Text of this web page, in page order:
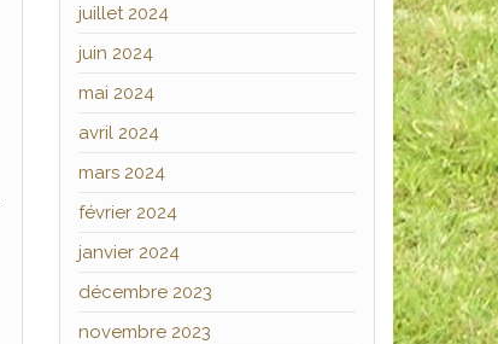
juillet 2024
juin 2024
mai 2024
avril 2024
mars 2024
février 2024
janvier 2024
décembre 2023
novembre 2023